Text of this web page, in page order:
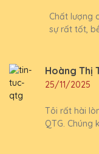
Chất lượng
sự rất tốt,
Hoàng Thị
25/11/2025
Tôi rất hài
QTG.